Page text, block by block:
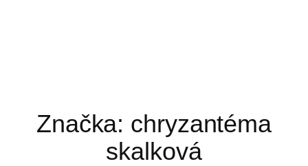
Značka: chryzantéma
skalková